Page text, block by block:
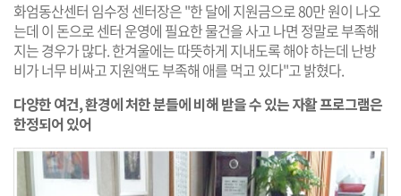
화엄동산센터 임수정 센터장은 "한 달에 지원금으로 80만 원이 나오
는데 이 돈으로 센터 운영에 필요한 물건을 사고 나면 정말로 부족해
지는 경우가 많다. 한겨울에는 따뜻하게 지내도록 해야 하는데 난방
비가 너무 비싸고 지원액도 부족해 애를 먹고 있다"고 밝혔다.
다양한 여건, 환경에 처한 분들에 비해 받을 수 있는 자활 프로그램은
한정되어 있어